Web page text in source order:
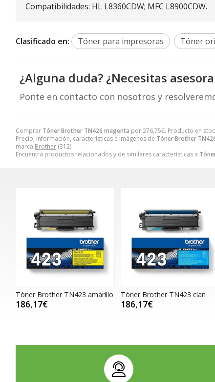
Comprar Tóner Brother TN426 magenta por276,75€. Producto en
Precio, información, características e imágenes de Tóner Brother
marca Brother (312).
Encuentra productos relacionados y de similares características a
Compatibilidades: HL L8360CDW; MFC L8900CDW.
Clasificado en: Tóner para impresoras Tóner
¿Alguna duda? ¿Necesitas
Ponte en contacto con nosotros y
Tóner Brother TN423 amarillo
186,17€
Tóner Brother TN423 cian
186,17€